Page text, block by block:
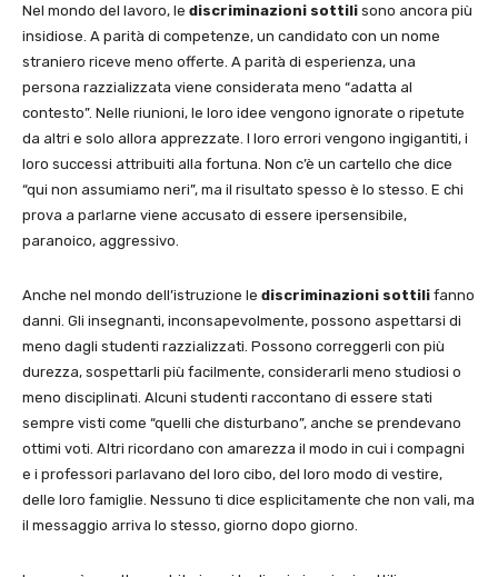
Nel mondo del lavoro, le discriminazioni sottili sono ancora più
insidiose. A parità di competenze, un candidato con un nome
straniero riceve meno offerte. A parità di esperienza, una
persona razzializzata viene considerata meno “adatta al
contesto”. Nelle riunioni, le loro idee vengono ignorate o ripetute
da altri e solo allora apprezzate. I loro errori vengono ingigantiti, i
loro successi attribuiti alla fortuna. Non c’è un cartello che dice
“qui non assumiamo neri”, ma il risultato spesso è lo stesso. E chi
prova a parlarne viene accusato di essere ipersensibile,
paranoico, aggressivo.
Anche nel mondo dell’istruzione le discriminazioni sottili fanno
danni. Gli insegnanti, inconsapevolmente, possono aspettarsi di
meno dagli studenti razzializzati. Possono correggerli con più
durezza, sospettarli più facilmente, considerarli meno studiosi o
meno disciplinati. Alcuni studenti raccontano di essere stati
sempre visti come “quelli che disturbano”, anche se prendevano
ottimi voti. Altri ricordano con amarezza il modo in cui i compagni
e i professori parlavano del loro cibo, del loro modo di vestire,
delle loro famiglie. Nessuno ti dice esplicitamente che non vali, ma
il messaggio arriva lo stesso, giorno dopo giorno.